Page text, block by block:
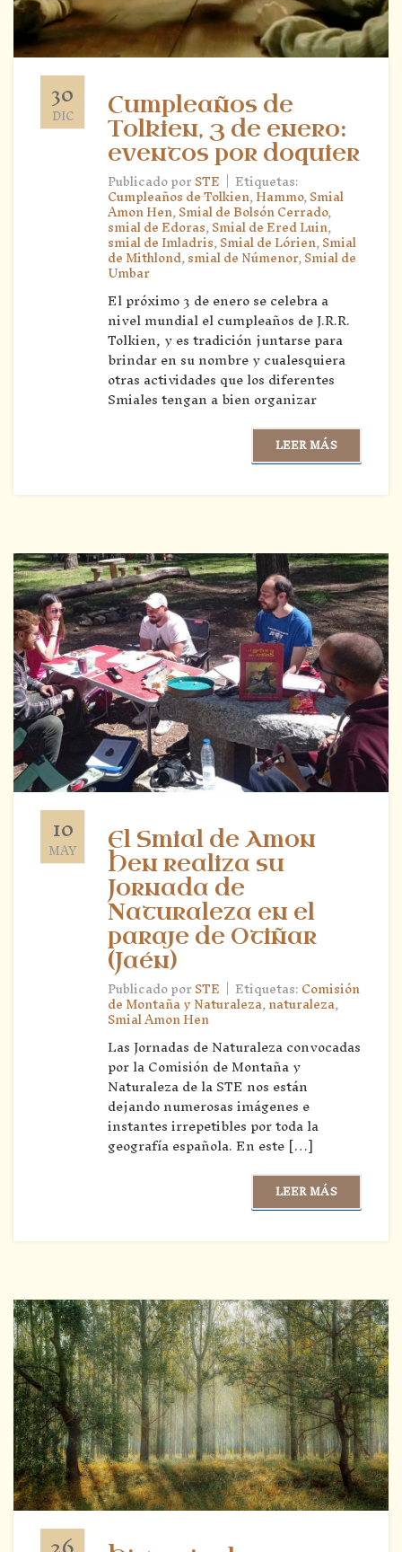
30
DIC
Cumpleaños de
Tolkien, 3 de enero:
eventos por doquier
Publicado porSTE | Etiquetas:
Cumpleaños de Tolkien,Hammo,Smial
Amon Hen,Smial de Bolsón Cerrado,
smial de Edoras,Smial de Ered Luin,
smial de Imladris,Smial de Lórien,Smial
de Mithlond,smial de Númenor,Smial de
Umbar
El próximo 3 de enero se celebra a
nivel mundial el cumpleaños de J.R.R.
Tolkien, y es tradición juntarse para
brindar en su nombre y cualesquiera
otras actividades que los diferentes
Smiales tengan a bien organizar
LEER MÁS
10
MAY
El Smial de Amon
Hen realiza su
Jornada de
Naturaleza en el
paraje de Otiñar
(Jaén)
Publicado porSTE | Etiquetas:Comisión
de Montaña y Naturaleza,naturaleza,
Smial Amon Hen
Las Jornadas de Naturaleza convocadas
por la Comisión de Montaña y
Naturaleza de la STE nos están
dejando numerosas imágenes e
instantes irrepetibles por toda la
geografía española. En este […]
LEER MÁS